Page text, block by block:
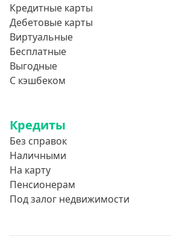
Кредитные карты
Дебетовые карты
Виртуальные
Бесплатные
Выгодные
С кэшбеком
Кредиты
Без справок
Наличными
На карту
Пенсионерам
Под залог недвижимости